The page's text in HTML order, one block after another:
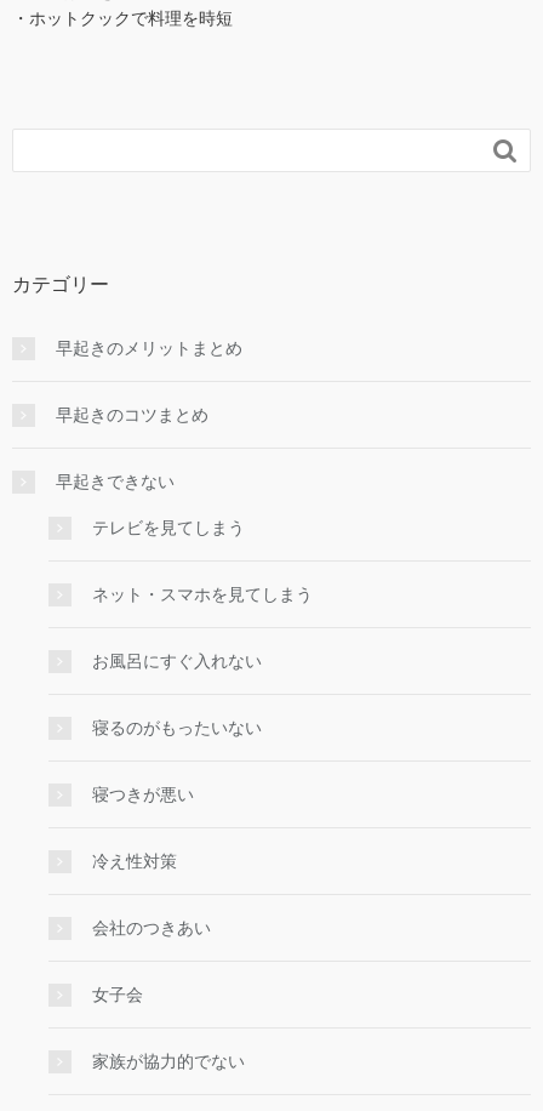
・ホットクックで料理を時短

カテゴリー
早起きのメリットまとめ
早起きのコツまとめ
早起きできない
テレビを見てしまう
ネット・スマホを見てしまう
お風呂にすぐ入れない
寝るのがもったいない
寝つきが悪い
冷え性対策
会社のつきあい
女子会
家族が協力的でない